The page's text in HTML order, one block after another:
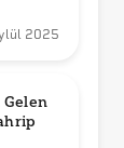
2025
Gelen